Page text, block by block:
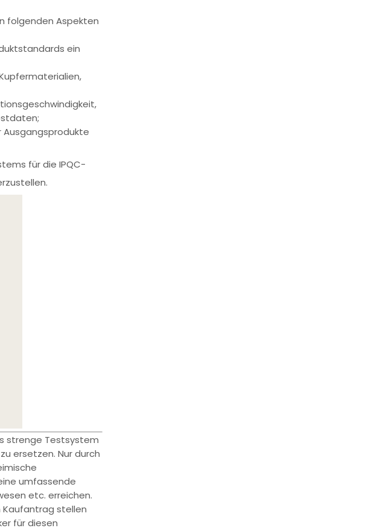
folgenden Aspekten
ein
Ausgangsprodukte
für die IPQC-
strenge Testsystem
ersetzen. Nur durch
umfassende
etc. erreichen.
Kaufantrag stellen
für diesen